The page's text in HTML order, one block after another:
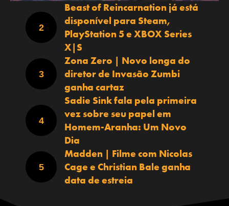
Beast of Reincarnation já está
disponível para Steam,
PlayStation 5 e XBOX Series
X|S
Zona Zero | Novo longa do
diretor de Invasão Zumbi
ganha cartaz
Sadie Sink fala pela primeira
vez sobre seu papel em
Homem-Aranha: Um Novo
Dia
Madden | Filme com Nicolas
Cage e Christian Bale ganha
data de estreia